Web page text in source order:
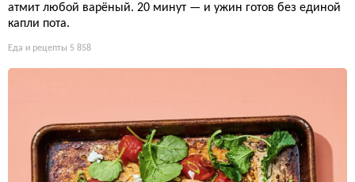
атмит любой варёный. 20 минут — и ужин готов без единой
капли пота.
Еда и рецепты 5 858